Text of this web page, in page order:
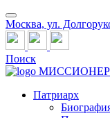
Москва, ул.
Поиск
Патриарх